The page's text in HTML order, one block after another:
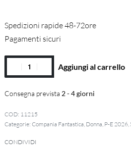
Spedizioni rapide 48-72ore
Pagamenti sicuri
Aggiungi al carrello
Consegna prevista 2 - 4 giorni
11215
Categorie:Compania Fantastica, Donna, P-E 2026,
CONDIVIDI